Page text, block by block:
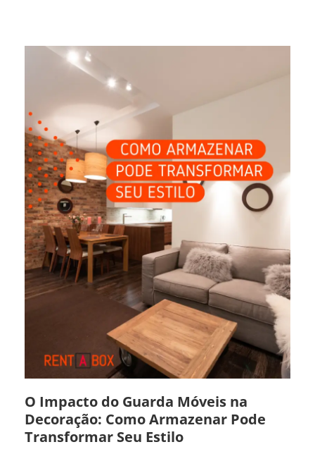
O Impacto do Guarda Móveis na
Decoração: Como Armazenar Pode
Transformar Seu Estilo